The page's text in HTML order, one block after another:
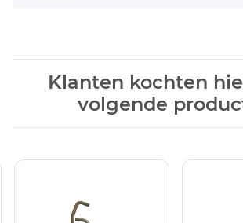
Klanten kochten
volgende